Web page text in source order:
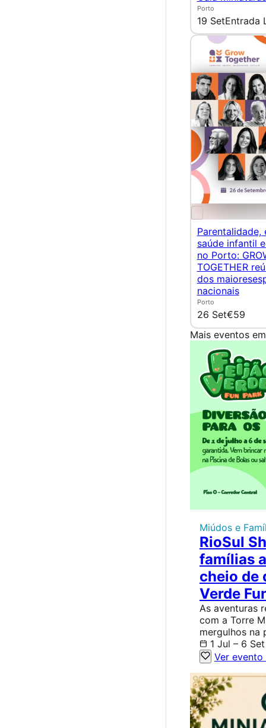
Porto
19 SetEntrada
Parentalidade,
saúde infantil
no Porto:
TOGETHER
dos
nacionais
Porto
26 Set€59
Mais eventos em
Miúdos e
RioSul
famílias
cheio de
Verde
As aventuras
com a Torre
mergulhos na
1 Jul – 6 Set
Ver